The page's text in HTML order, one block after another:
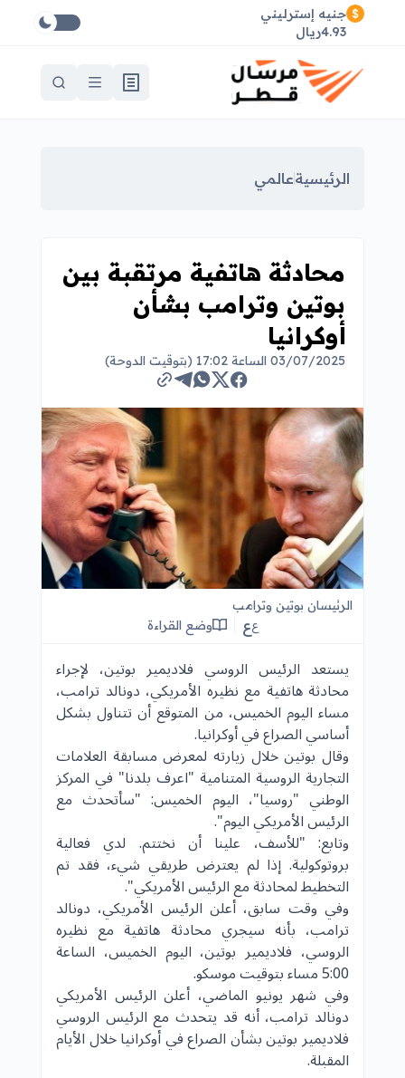
جنيه إسترليني
4.93ريال
الرئيسيةعالمي
محادثة هاتفية مرتقبة بين
بوتين وترامب بشأن
أوكرانيا
03/07/2025 الساعة 17:02 (بتوقيت الدوحة)
الرئيسان بوتين وترامب
عع وضع القراءة
يستعد الرئيس الروسي فلاديمير بوتين، لإجراء
محادثة هاتفية مع نظيره الأمريكي، دونالد ترامب،
مساء اليوم الخميس، من المتوقع أن تتناول بشكل
أساسي الصراع في أوكرانيا.
وقال بوتين خلال زيارته لمعرض مسابقة العلامات
التجارية الروسية المتنامية "اعرف بلدنا" في المركز
الوطني "روسيا"، اليوم الخميس: "سأتحدث مع
الرئيس الأمريكي اليوم".
وتابع: "للأسف، علينا أن نختتم. لدي فعالية
بروتوكولية. إذا لم يعترض طريقي شيء، فقد تم
التخطيط لمحادثة مع الرئيس الأمريكي".
وفي وقت سابق، أعلن الرئيس الأمريكي، دونالد
ترامب، بأنه سيجري محادثة هاتفية مع نظيره
الروسي، فلاديمير بوتين، اليوم الخميس، الساعة
5:00 مساء بتوقيت موسكو.
وفي شهر يونيو الماضي، أعلن الرئيس الأمريكي
دونالد ترامب، أنه قد يتحدث مع الرئيس الروسي
فلاديمير بوتين بشأن الصراع في أوكرانيا خلال الأيام
المقبلة.